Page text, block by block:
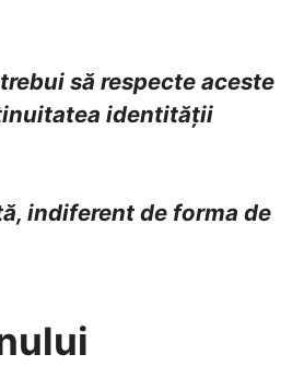
să respecte aceste
identității
indiferent de forma de